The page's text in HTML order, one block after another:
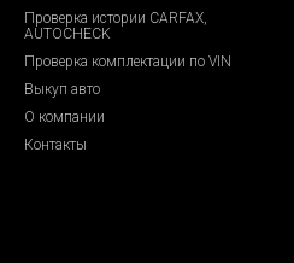
Проверка истории CARFAX,
AUTOCHECK
Проверка комплектации по VIN
Выкуп авто
О компании
Контакты